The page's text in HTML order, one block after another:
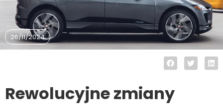
26/11/2024
Rewolucyjne zmiany